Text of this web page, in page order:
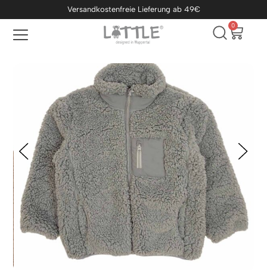
Versandkostenfreie Lieferung ab 49€
0